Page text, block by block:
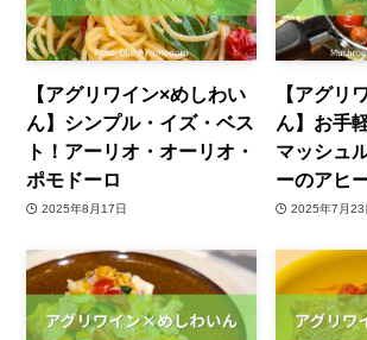
【アグリワイン×めしわい
ん】シンプル・イズ・ベス
ト！アーリオ・オーリオ・
ポモドーロ
2025年8月17日
【アグリ
ん】お手
マッシュ
ーのアヒ
2025年7月23